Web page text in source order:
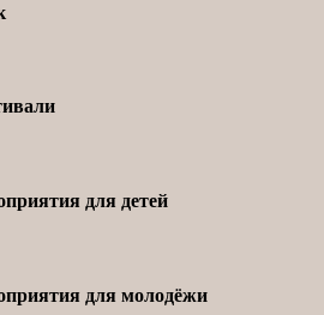
для детей
для молодёжи